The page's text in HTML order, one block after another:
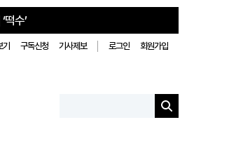
떡수’
구독신청 기사제보 로그인 회원가입